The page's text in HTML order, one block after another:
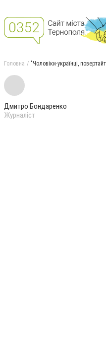
Головна "Чоловіки-українці,
Дмитро Бондаренко
Журналіст